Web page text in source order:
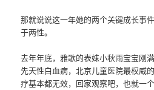
那就说说这一年她的两个关键成长事
于两性。
去年年底，雅歌的表妹小秋雨宝宝刚
先天性白血病，北京儿童医院最权威
疗基本都无效，回家观察吧，也就一